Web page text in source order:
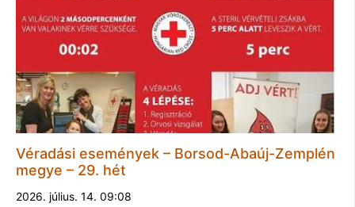
Véradási események – Borsod-Abaúj-Zemplén
megye – 29. hét
2026. július. 14. 09:08